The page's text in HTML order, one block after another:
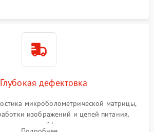
дефектовка
микроболометрической матрицы,
изображений и цепей питания.
шлейфов, модуля памяти и